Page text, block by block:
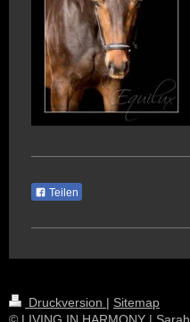
Teilen
Druckversion | Sitemap